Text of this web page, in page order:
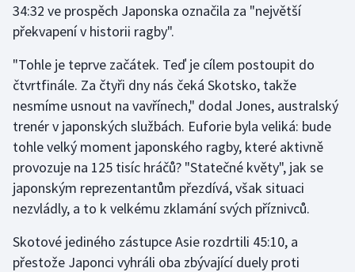
Jezdectví
Judo
Krasobruslení
Lezení
Lyže a snowboard
Moderní pětiboj
Motorsport
34:32 ve prospěch Japonska označila za "největší
překvapení v historii ragby".
"Tohle je teprve začátek. Teď je cílem postoupit do
čtvrtfinále. Za čtyři dny nás čeká Skotsko, takže
nesmíme usnout na vavřínech," dodal Jones, australský
trenér v japonských službách. Euforie byla veliká: bude
tohle velký moment japonského ragby, které aktivně
provozuje na 125 tisíc hráčů? "Statečné květy", jak se
japonským reprezentantům přezdívá, však situaci
nezvládly, a to k velkému zklamání svých příznivců.
Skotové jediného zástupce Asie rozdrtili 45:10, a
přestože Japonci vyhráli oba zbývající duely proti